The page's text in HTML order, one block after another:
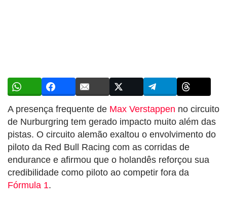
A presença frequente de Max Verstappen no circuito
de Nurburgring tem gerado impacto muito além das
pistas. O circuito alemão exaltou o envolvimento do
piloto da Red Bull Racing com as corridas de
endurance e afirmou que o holandês reforçou sua
credibilidade como piloto ao competir fora da
Fórmula 1.